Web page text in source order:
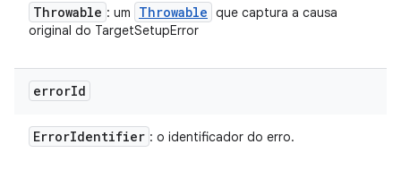
Throwable : um Throwable que captura a causa
original do TargetSetupError
errorId
ErrorIdentifier : o identificador do erro.